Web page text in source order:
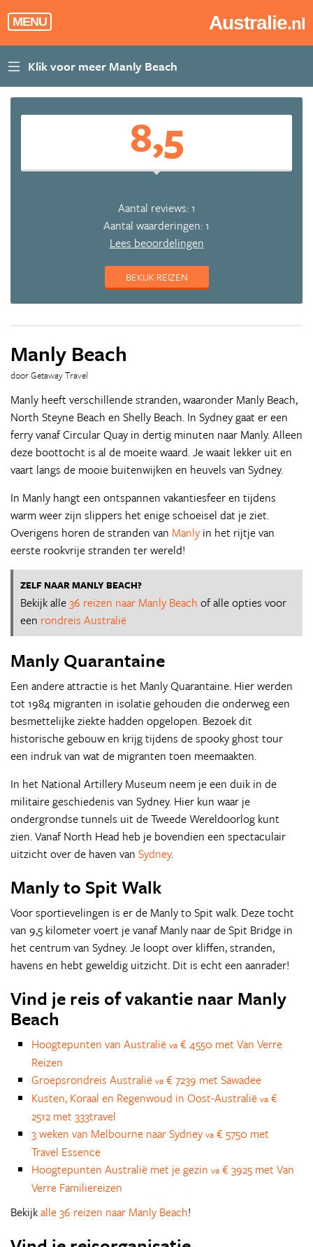
MENU Australie.nl
8,5
Aantal reviews: 1
Aantal waarderingen: 1
Lees beoordelingen
BEKIJK REIZEN
Manly Beach
door Getaway Travel
Manly heeft verschillende stranden, waaronder Manly Beach,
North Steyne Beach en Shelly Beach. In Sydney gaat er een
ferry vanaf Circular Quay in dertig minuten naar Manly. Alleen
deze boottocht is al de moeite waard. Je waait lekker uit en
vaart langs de mooie buitenwijken en heuvels van Sydney.
In Manly hangt een ontspannen vakantiesfeer en tijdens
warm weer zijn slippers het enige schoeisel dat je ziet.
Overigens horen de stranden van Manly in het rijtje van
eerste rookvrije stranden ter wereld!
ZELF NAAR MANLY BEACH?
Bekijk alle36 reizen naar Manly Beach of alle opties voor
een rondreis Australië
Manly Quarantaine
Een andere attractie is het Manly Quarantaine. Hier werden
tot 1984 migranten in isolatie gehouden die onderweg een
besmettelijke ziekte hadden opgelopen. Bezoek dit
historische gebouw en krijg tijdens de spooky ghost tour
een indruk van wat de migranten toen meemaakten.
In het National Artillery Museum neem je een duik in de
militaire geschiedenis van Sydney. Hier kun waar je
ondergrondse tunnels uit de Tweede Wereldoorlog kunt
zien. Vanaf North Head heb je bovendien een spectaculair
uitzicht over de haven van Sydney.
Manly to Spit Walk
Voor sportievelingen is er de Manly to Spit walk. Deze tocht
van 9,5 kilometer voert je vanaf Manly naar de Spit Bridge in
het centrum van Sydney. Je loopt over kliffen, stranden,
havens en hebt geweldig uitzicht. Dit is echt een aanrader!
Vind je reis of vakantie naar Manly
Beach
Hoogtepunten van Australië va € 4550 met Van Verre
Reizen
Groepsrondreis Australië va € 7239 met Sawadee
Kusten, Koraal en Regenwoud in Oost-Australië va €
2512 met 333travel
3 weken van Melbourne naar Sydney va € 5750 met
Travel Essence
Hoogtepunten Australië met je gezin va € 3925 met Van
Verre Familiereizen
Bekijkalle 36 reizen naar Manly Beach!